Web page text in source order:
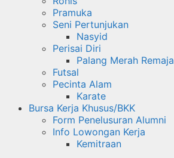
Pramuka
Seni Pertunjukan
Nasyid
Perisai Diri
Palang Merah Remaja
Futsal
Pecinta Alam
Karate
Bursa Kerja Khusus/BKK
Form Penelusuran Alumni
Info Lowongan Kerja
Kemitraan